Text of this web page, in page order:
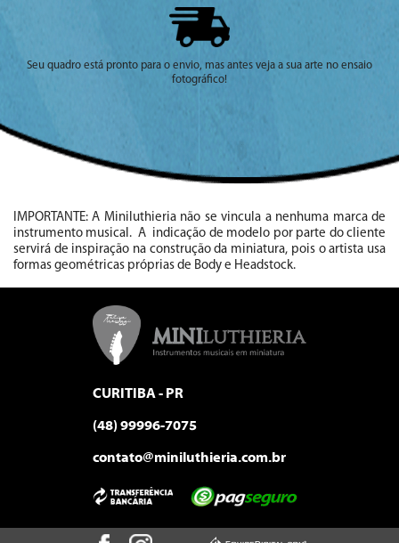
Seu quadro está pronto para o envio, mas antes veja a sua arte no ensaio
fotográfico!
IMPORTANTE: A Miniluthieria não se vincula a nenhuma marca de
instrumento musical. A indicação de modelo por parte do cliente
servirá de inspiração na construção da miniatura, pois o artista usa
formas geométricas próprias de Body e Headstock.
CURITIBA - PR
(48) 99996-7075
contato@miniluthieria.com.br